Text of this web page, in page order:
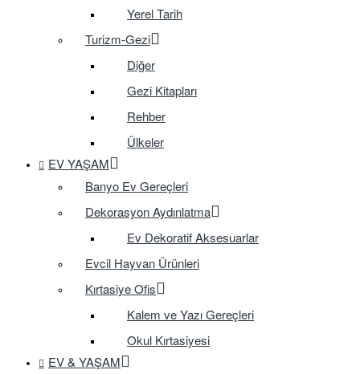
Yerel Tarih
Turizm-Gezi
Diğer
Gezi Kitapları
Rehber
Ülkeler
EV YAŞAM
Banyo Ev Gereçleri
Dekorasyon Aydınlatma
Ev Dekoratif Aksesuarlar
Evcil Hayvan Ürünleri
Kırtasiye Ofis
Kalem ve Yazı Gereçleri
Okul Kırtasiyesi
EV & YAŞAM